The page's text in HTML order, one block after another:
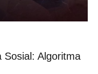
Sosial: Algoritma